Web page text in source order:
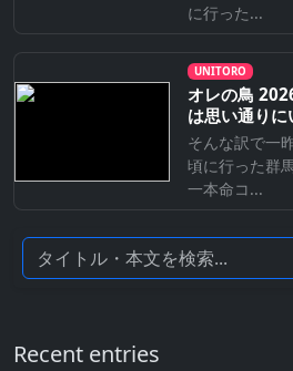
に行った...
UNITORO
オレの鳥
は思い通りに
そんな訳で一
頃に行った群
一本命コ...
Recent entries